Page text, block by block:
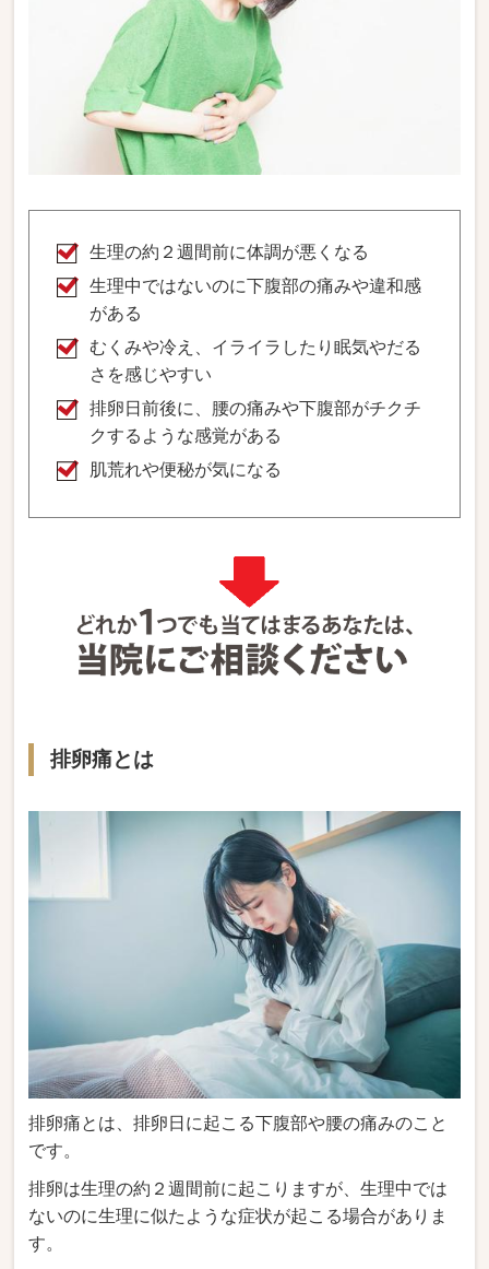
生理の約２週間前に体調が悪くなる
生理中ではないのに下腹部の痛みや違和感
がある
むくみや冷え、イライラしたり眠気やだる
さを感じやすい
排卵日前後に、腰の痛みや下腹部がチクチ
クするような感覚がある
肌荒れや便秘が気になる
排卵痛とは
排卵痛とは、排卵日に起こる下腹部や腰の痛みのこと
です。
排卵は生理の約２週間前に起こりますが、生理中では
ないのに生理に似たような症状が起こる場合がありま
す。